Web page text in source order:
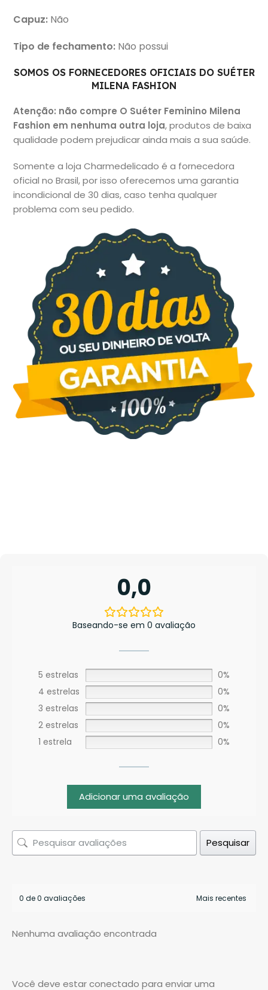
Capuz: Não
Tipo de fechamento: Não possui
SOMOS OS FORNECEDORES OFICIAIS DO SUÉTER
MILENA FASHION
Atenção: não compre O Suéter Feminino Milena
Fashion em nenhuma outra loja, produtos de baixa
qualidade podem prejudicar ainda mais a sua saúde.
Somente a loja Charmedelicado é a fornecedora
oficial no Brasil, por isso oferecemos uma garantia
incondicional de 30 dias, caso tenha qualquer
problema com seu pedido.
Você deve estar conectado para enviar uma
0,0
Baseando-se em 0 avaliação
5 estrelas
0%
4 estrelas
0%
3 estrelas
0%
2 estrelas
0%
1 estrela
0%
Adicionar uma avaliação
Pesquisar
0 de 0 avaliações
Nenhuma avaliação encontrada